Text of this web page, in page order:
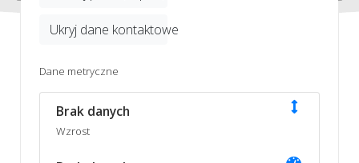
Ukryj dane kontaktowe
Dane metryczne
Brak danych
Wzrost